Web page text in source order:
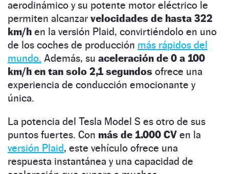
aerodinámico y su potente motor eléctrico le
permiten alcanzar velocidades de hasta 322
km/h en la versión Plaid, convirtiéndolo en uno
de los coches de producción más rápidos del
mundo. Además, su aceleración de 0 a 100
km/h en tan solo 2,1 segundos ofrece una
experiencia de conducción emocionante y
única.
La potencia del Tesla Model S es otro de sus
puntos fuertes. Con más de 1.000 CV en la
versión Plaid, este vehículo ofrece una
respuesta instantánea y una capacidad de